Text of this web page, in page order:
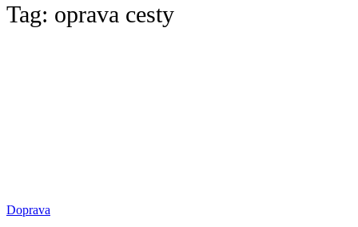
Tag: oprava cesty
Doprava